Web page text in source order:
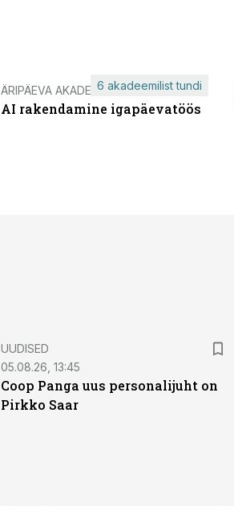
ÄRIPÄEVA AKADEEMIA
AI rakendamine igapäevatöös
6 akadeemilist tundi
UUDISED
05.08.26, 13:45
Coop Panga uus personalijuht on
Pirkko Saar